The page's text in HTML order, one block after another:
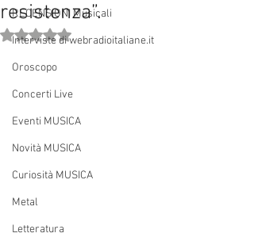
RECENSIONI Musicali
Interviste di webradioitaliane.it
Oroscopo
Concerti Live
Eventi MUSICA
Novità MUSICA
Curiosità MUSICA
Metal
Letteratura
resistenza”.
Valutazione NaN stelle su 5.